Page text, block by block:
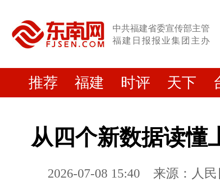
中共福建省委宣传部主管
福建日报报业集团主办
推荐 福建 时评 天下
从四个新数据读懂
2026-07-08 15:40 来源：人